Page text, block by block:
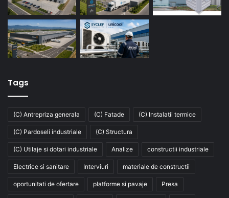
Tags
(C) Antrepriza generala (C) Fatade (C) Instalatii termice
(C) Pardoseli industriale (C) Structura
(C) Utilaje si dotari industriale Analize constructii industriale
Electrice si sanitare Interviuri materiale de constructii
oportunitati de ofertare platforme si pavaje Presa